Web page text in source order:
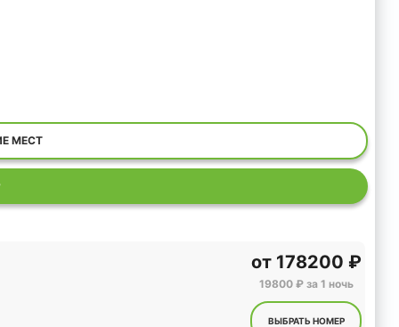
МЕСТ
от178200 ₽
19800 ₽ за 1 ночь
ВЫБРАТЬ НОМЕР